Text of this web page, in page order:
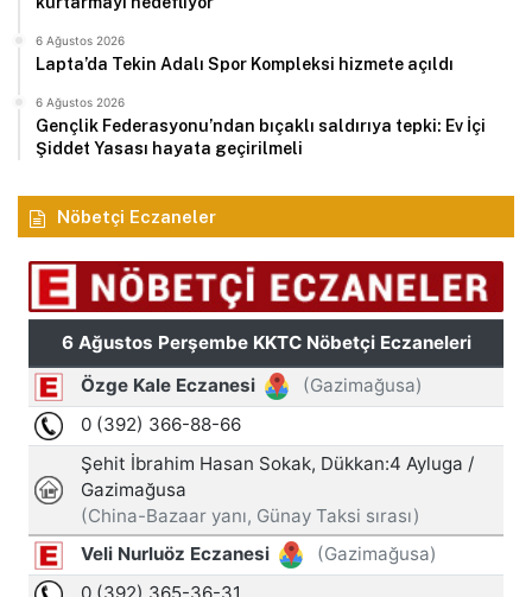
6 Ağustos 2026
Lapta’da Tekin Adalı Spor Kompleksi hizmete açıldı
6 Ağustos 2026
Gençlik Federasyonu’ndan bıçaklı saldırıya tepki: Ev İçi
Şiddet Yasası hayata geçirilmeli
Nöbetçi Eczaneler